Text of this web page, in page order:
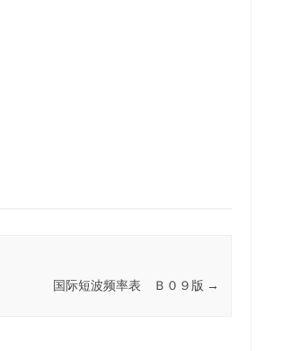
国际短波频率表 Ｂ０９版 →